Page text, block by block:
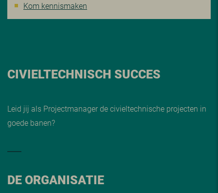
Kom kennismaken
CIVIELTECHNISCH SUCCES
Leid jij als Projectmanager de civieltechnische projecten in
goede banen?
DE ORGANISATIE